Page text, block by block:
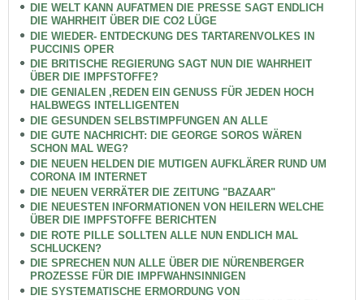
DIE WELT KANN AUFATMEN DIE PRESSE SAGT ENDLICH
DIE WAHRHEIT ÜBER DIE CO2 LÜGE
DIE WIEDER- ENTDECKUNG DES TARTARENVOLKES IN
PUCCINIS OPER
DIE BRITISCHE REGIERUNG SAGT NUN DIE WAHRHEIT
ÜBER DIE IMPFSTOFFE?
DIE GENIALEN ,REDEN EIN GENUSS FÜR JEDEN HOCH
HALBWEGS INTELLIGENTEN
DIE GESUNDEN SELBSTIMPFUNGEN AN ALLE
DIE GUTE NACHRICHT: DIE GEORGE SOROS WÄREN
SCHON MAL WEG?
DIE NEUEN HELDEN DIE MUTIGEN AUFKLÄRER RUND UM
CORONA IM INTERNET
DIE NEUEN VERRÄTER DIE ZEITUNG "BAZAAR"
DIE NEUESTEN INFORMATIONEN VON HEILERN WELCHE
ÜBER DIE IMPFSTOFFE BERICHTEN
DIE ROTE PILLE SOLLTEN ALLE NUN ENDLICH MAL
SCHLUCKEN?
DIE SPRECHEN NUN ALLE ÜBER DIE NÜRENBERGER
PROZESSE FÜR DIE IMPFWAHNSINNIGEN
DIE SYSTEMATISCHE ERMORDUNG VON